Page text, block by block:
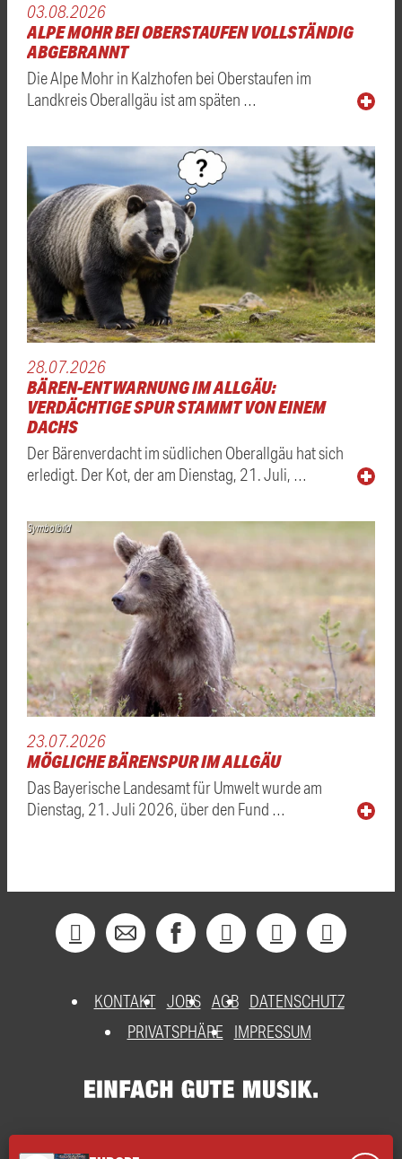
03.08.2026
ALPE MOHR BEI OBERSTAUFEN VOLLSTÄNDIG
ABGEBRANNT
Die Alpe Mohr in Kalzhofen bei Oberstaufen im
Landkreis Oberallgäu ist am späten …
28.07.2026
BÄREN-ENTWARNUNG IM ALLGÄU:
VERDÄCHTIGE SPUR STAMMT VON EINEM
DACHS
Der Bärenverdacht im südlichen Oberallgäu hat sich
erledigt. Der Kot, der am Dienstag, 21. Juli, …
Symbolbild
23.07.2026
MÖGLICHE BÄRENSPUR IM ALLGÄU
Das Bayerische Landesamt für Umwelt wurde am
Dienstag, 21. Juli 2026, über den Fund …
KONTAKT JOBS AGB DATENSCHUTZ
PRIVATSPHÄRE
IMPRESSUM